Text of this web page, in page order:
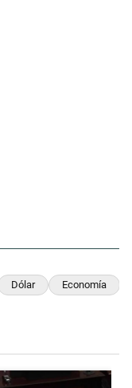
Dólar Economía
mientras el
de tendencia